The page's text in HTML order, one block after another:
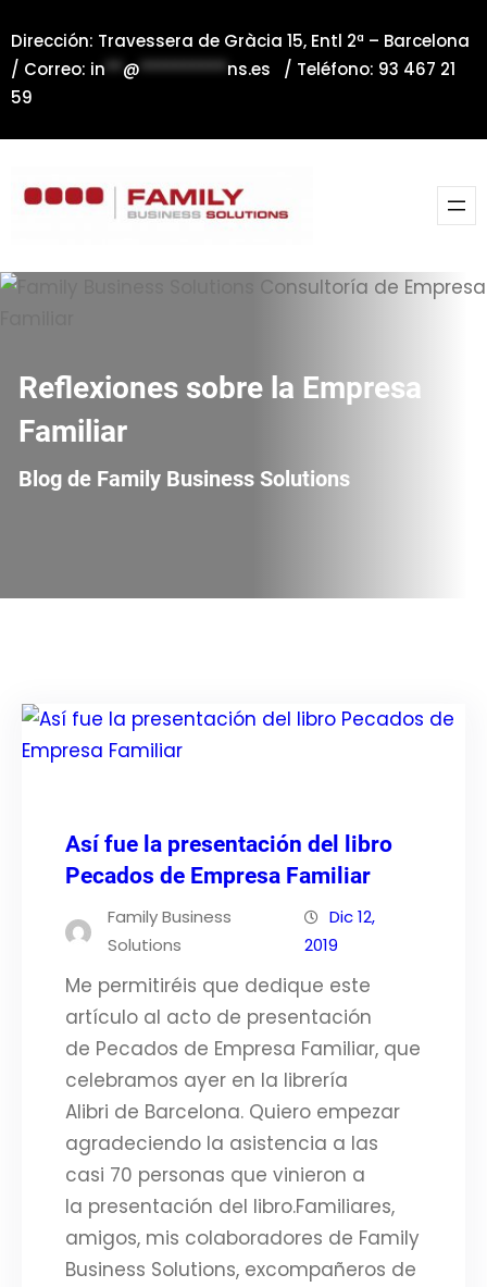
al
contenido
Dirección: Travessera de Gràcia 15, Entl 2ª – Barcelona
/ Correo: in**@**********ns.es / Teléfono: 93 467 21
59
Reflexiones sobre la Empresa
Familiar
Blog de Family Business Solutions
Así fue la presentación del libro
Pecados de Empresa Familiar
Family Business
Solutions
Dic 12,
2019
Me permitiréis que dedique este
artículo al acto de presentación
de Pecados de Empresa Familiar, que
celebramos ayer en la librería
Alibri de Barcelona. Quiero empezar
agradeciendo la asistencia a las
casi 70 personas que vinieron a
la presentación del libro.Familiares,
amigos, mis colaboradores de Family
Business Solutions, excompañeros de